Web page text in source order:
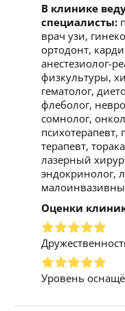
В клинике
специалисты:
врач узи,
ортодонт,
анестезиолог-
физкультуры,
гематолог,
флеболог,
сомнолог,
психотерапевт,
терапевт,
лазерный
эндокринолог,
Оценки
Уровень